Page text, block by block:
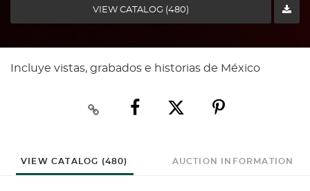
VIEW CATALOG (480)
Incluye vistas, grabados e historias de México
VIEW CATALOG (480) AUCTION INFORMATION